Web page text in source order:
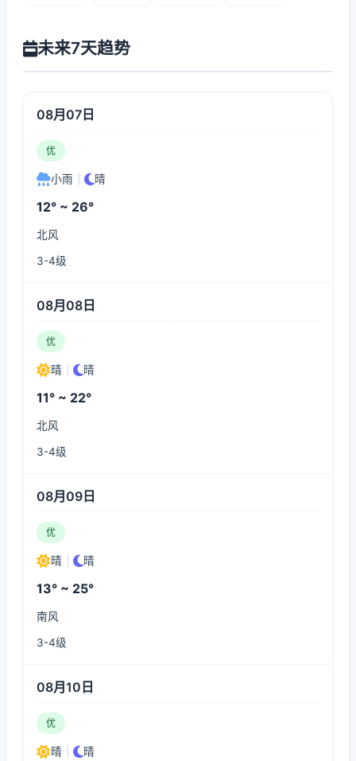
未来7天趋势
08月07日
优
小雨 晴
12° ~ 26°
北风
3-4级
08月08日
优
晴 晴
11° ~ 22°
北风
3-4级
08月09日
优
晴 晴
13° ~ 25°
南风
3-4级
08月10日
优
晴 晴